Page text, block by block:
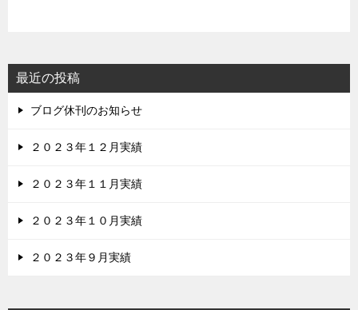
最近の投稿
ブログ休刊のお知らせ
２０２３年１２月実績
２０２３年１１月実績
２０２３年１０月実績
２０２３年９月実績